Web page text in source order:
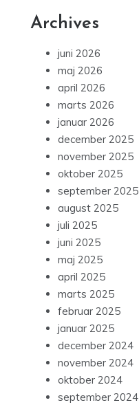
Archives
juni 2026
maj 2026
april 2026
marts 2026
januar 2026
december 2025
november 2025
oktober 2025
september 2025
august 2025
juli 2025
juni 2025
maj 2025
april 2025
marts 2025
februar 2025
januar 2025
december 2024
november 2024
oktober 2024
september 2024